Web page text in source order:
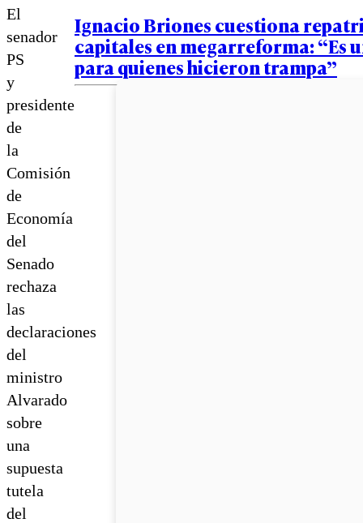
El
senador
PS
y
presidente
de
la
Comisión
de
Economía
del
Senado
rechaza
las
declaraciones
del
ministro
Alvarado
sobre
una
supuesta
tutela
del
Ignacio Briones cuestiona
capitales en megarreforma: “Es
para quienes hicieron trampa”